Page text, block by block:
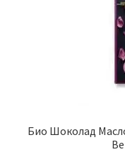
Био Шоколад